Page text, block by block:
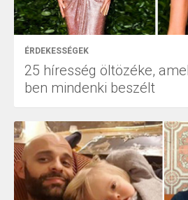
ÉRDEKESSÉGEK
25 híresség öltözéke,
ben mindenki beszélt